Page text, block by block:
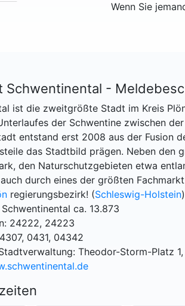
Wenn Sie
Schwentinental -
ist die zweitgrößte Stadt im Kreis
der Schwentine zwischen
entstand erst 2008 aus der Fusion
das Stadtbild prägen. Neben den
den Naturschutzgebieten etwa
durch eines der größten
regierungsbezirk! (Schleswig-Holstein)
ca. 13.873
24222, 24223
0431, 04342
Theodor-Storm-Platz